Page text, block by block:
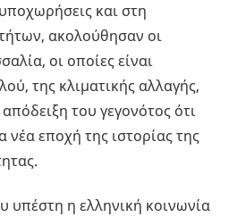
και στη
ακολούθησαν οι
οι οποίες είναι
της κλιματικής αλλαγής,
του γεγονότος ότι
νέα εποχή της ιστορίας της
υπέστη η ελληνική κοινωνία